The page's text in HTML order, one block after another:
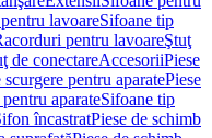
lavoareSifoane tip
pentru lavoareŞtuţ
de conectareAccesoriiPiese
pentru aparatePiese
aparateSifoane tip
încastratPiese de schimb